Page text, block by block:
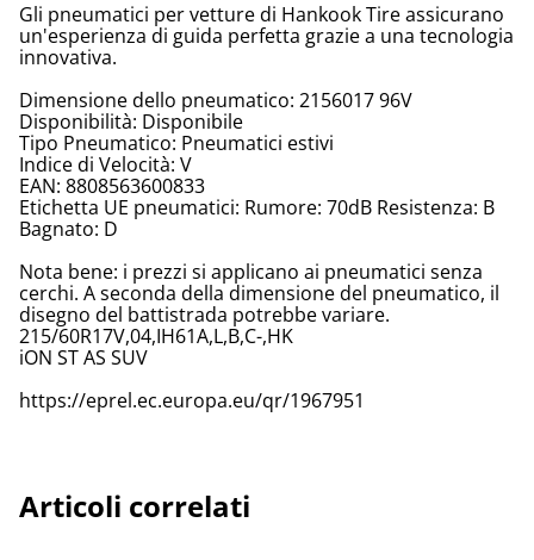
Gli pneumatici per vetture di Hankook Tire assicurano
un'esperienza di guida perfetta grazie a una tecnologia
innovativa.
Dimensione dello pneumatico: 2156017 96V
Disponibilità: Disponibile
Tipo Pneumatico: Pneumatici estivi
Indice di Velocità: V
EAN: 8808563600833
Etichetta UE pneumatici: Rumore: 70dB Resistenza: B
Bagnato: D
Nota bene: i prezzi si applicano ai pneumatici senza
cerchi. A seconda della dimensione del pneumatico, il
disegno del battistrada potrebbe variare.
215/60R17V,04,IH61A,L,B,C-,HK
iON ST AS SUV
https://eprel.ec.europa.eu/qr/1967951
Articoli correlati